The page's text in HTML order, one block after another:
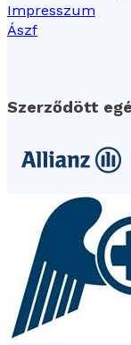
Impresszum
Ászf
Szerződött